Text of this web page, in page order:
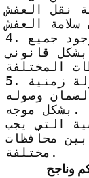
نقل العفش
4. وثائق النقل: يجب التأكد من وجود جميع
قانوني
5. الجدولة الزمنية: يجب وضع جدولة زمنية
وصوله
بشكل موجه.
التي يجب
محافظات
مختلفة.
وناجح